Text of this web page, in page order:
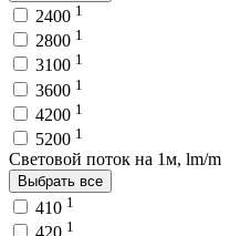
2400 1
2800 1
3100 1
3600 1
4200 1
5200 1
Световой поток на 1м, lm/m
Выбрать все
410 1
1